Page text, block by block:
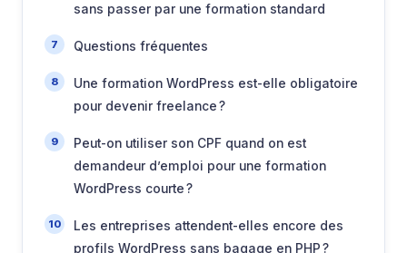
sans passer par une formation standard
Questions fréquentes
Une formation WordPress est-elle obligatoire
pour devenir freelance ?
Peut-on utiliser son CPF quand on est
demandeur d’emploi pour une formation
WordPress courte ?
Les entreprises attendent-elles encore des
profils WordPress sans bagage en PHP ?